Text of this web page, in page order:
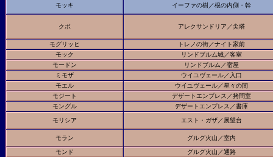
モッキ イーファの樹／根の内側・幹
クポ アレクサンドリア／尖塔
モグリッヒ
トレノの街／ナイト家前
モック
リンドブルム城／客室
モードン
リンドブルム／宿屋
ミモザ
ウイユヴェール／入口
モエル
ウイユヴェール／星々の間
モジート
デザートエンプレス／拷問室
モングル
デザートエンプレス／書庫
モリシア エスト・ガザ／展望台
モラン グルグ火山／室内
モンド
グルグ火山／通路